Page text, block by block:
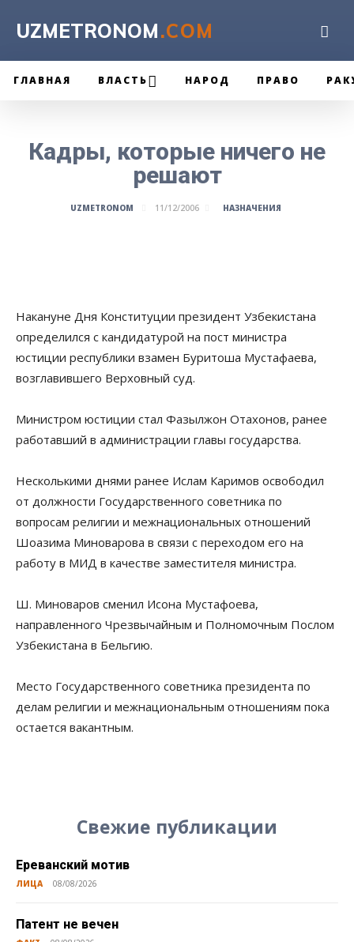
UZMETRONOM.COM
ГЛАВНАЯ ВЛАСТЬ НАРОД ПРАВО
Кадры, которые ничего не
решают
UZMETRONOM 11/12/2006 НАЗНАЧЕНИЯ
Накануне Дня Конституции президент Узбекистана
определился с кандидатурой на пост министра
юстиции республики взамен Буритоша Мустафаева,
возглавившего Верховный суд.
Министром юстиции стал Фазылжон Отахонов, ранее
работавший в администрации главы государства.
Несколькими днями ранее Ислам Каримов освободил
от должности Государственного советника по
вопросам религии и межнациональных отношений
Шоазима Миноварова в связи с переходом его на
работу в МИД в качестве заместителя министра.
Ш. Миноваров сменил Исона Мустафоева,
направленного Чрезвычайным и Полномочным Послом
Узбекистана в Бельгию.
Место Государственного советника президента по
делам религии и межнациональным отношениям пока
остается вакантным.
Свежие публикации
Ереванский мотив
ЛИЦА 08/08/2026
Патент не вечен